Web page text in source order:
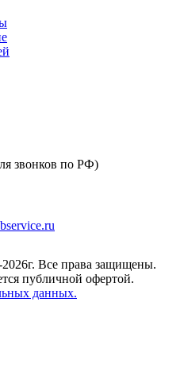
звонков по РФ)
Все права защищены.
публичной офертой.
данных.